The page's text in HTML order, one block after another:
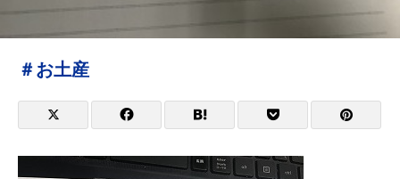
＃お土産